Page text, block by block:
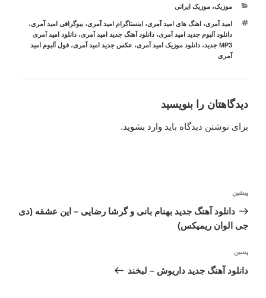
دسته‌ها
موزیک،موزیک ایرانی
برچسب‌ها
امید آمری، اهنگ های امید آمری، اینستاگرام امید آمری،بیوگرافی امید آمری،
دانلود آلبوم جدید امید آمری،دانلود آهنگ جدید امید آمری،دانلود امید آمری
MP3 جدید
،دانلود موزیک امید آمری، عکس جدید امید آمری،فول آلبوم امید
آمری
دیدگاهتان را بنویسید
برای نوشتن دیدگاه باید وارد بشوید.
نوشته
قبلی
پیشین
دانلود آهنگ جدید بهنام بانی و گرشا رضایی – این عشقه (دی
جی الوان ریمیکس)
نوشته‌ٔ
بعدی
پسین
دانلود آهنگ جدید داریوش – لبخند